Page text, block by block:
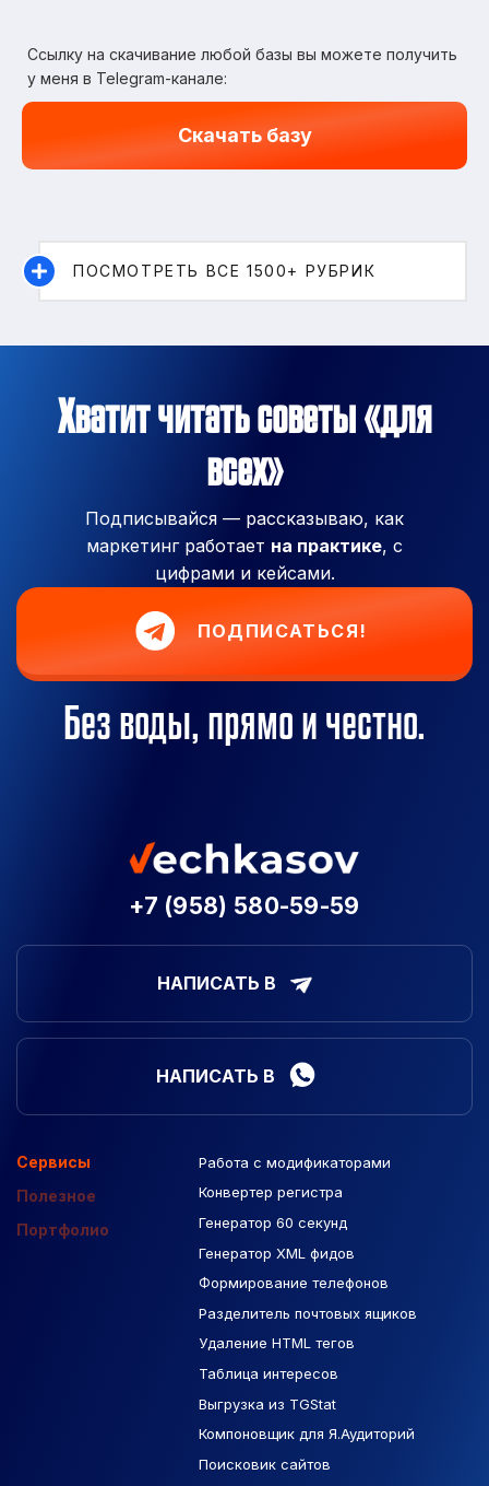
Ссылку на скачивание любой базы вы можете получить
у меня в Telegram-канале:
Скачать базу
ПОСМОТРЕТЬ ВСЕ 1500+ РУБРИК
Хватит читать советы «для
всех»
Подписывайся — рассказываю, как
маркетинг работает на практике, с
цифрами и кейсами.
ПОДПИСАТЬСЯ!
Без воды, прямо и честно.
+7 (958) 580-59-59
НАПИСАТЬ В
НАПИСАТЬ В
Сервисы
Полезное
Портфолио
Работа с модификаторами
Конвертер регистра
Генератор 60 секунд
Генератор XML фидов
Формирование телефонов
Разделитель почтовых ящиков
Удаление HTML тегов
Таблица интересов
Выгрузка из TGStat
Компоновщик для Я.Аудиторий
Поисковик сайтов
Подборка сайтов
Макеты Figma
База Яндекс Карты
РСЯ площадки
Созданные сайты
Контекстная реклама